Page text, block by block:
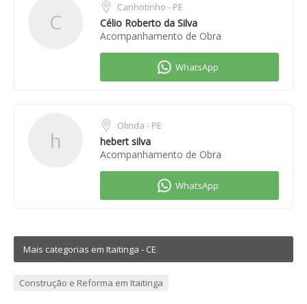
C
Canhotinho - PE
Célio Roberto da Silva
Acompanhamento de Obra
h
Olinda - PE
hebert silva
Acompanhamento de Obra
Mais categorias em Itaitinga - CE
Construção e Reforma em Itaitinga